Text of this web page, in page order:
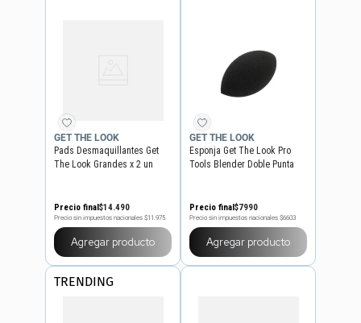
GET THE LOOK
Pads Desmaquillantes Get
The Look Grandes x 2 un
Precio final$14.490
Precio sin impuestos nacionales $11.975
Agregar producto
GET THE LOOK
Esponja Get The Look Pro
Tools Blender Doble Punta
Precio final$7990
Precio sin impuestos nacionales $6603
Agregar producto
TRENDING